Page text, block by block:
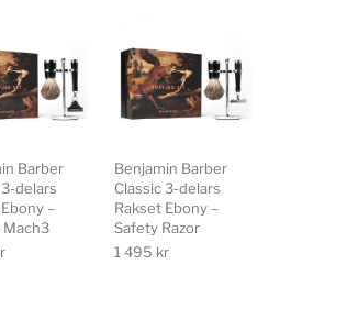
Barber
delars
–
Benjamin Barber
Classic 3-delars
Rakset Ebony –
Safety Razor
1 495 kr